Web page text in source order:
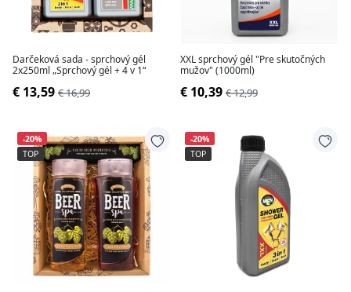
Darčeková sada - sprchový gél
2x250ml „Sprchový gél + 4 v 1“
€ 13,59 € 16,99
XXL sprchový gél "Pre skutočných
mužov" (1000ml)
€ 10,39 € 12,99
-20%
TOP
-20%
TOP